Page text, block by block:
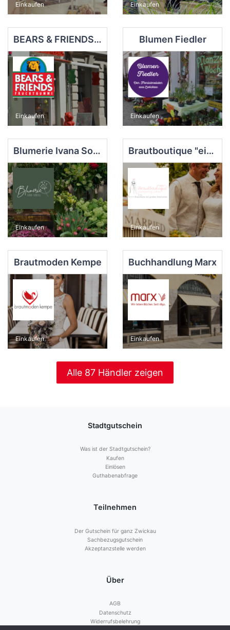
Einkaufen Einkaufen
BEARS & FRIENDS Fruchtgummi
Einkaufen
Blumen Fiedler
Einkaufen
Blumerie Ivana Sonntag
Einkaufen
Brautboutique "einzigartig schön"
Einkaufen
Brautmoden Kempe
Einkaufen
Buchhandlung Marx
Einkaufen
Alle 87 Händler zeigen
Stadtgutschein
Was ist der Stadtgutschein?
Kaufen
Einlösen
Guthabenabfrage
Teilnehmen
Der Gutschein für ganz Zwickau
Sachbezugsgutschein
Akzeptanzstelle werden
Über
AGB
Datenschutz
Widerrufsbelehrung